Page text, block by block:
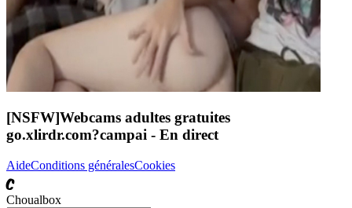
[NSFW]Webcams adultes gratuites
go.xlirdr.com?campai - En direct
AideConditions généralesCookies
C
Choualbox